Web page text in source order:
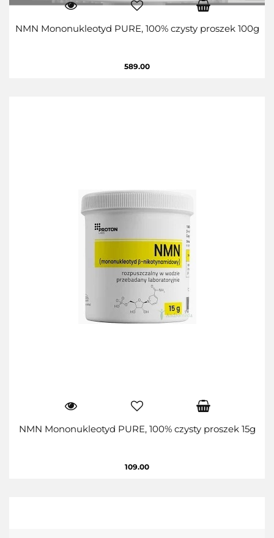
NMN Mononukleotyd PURE, 100% czysty proszek 100g
589.00
NMN Mononukleotyd PURE, 100% czysty proszek 15g
109.00